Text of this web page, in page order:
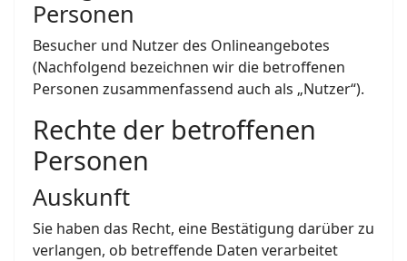
Personen
Besucher und Nutzer des Onlineangebotes
(Nachfolgend bezeichnen wir die betroffenen
Personen zusammenfassend auch als „Nutzer“).
Rechte der betroffenen
Personen
Auskunft
Sie haben das Recht, eine Bestätigung darüber zu
verlangen, ob betreffende Daten verarbeitet